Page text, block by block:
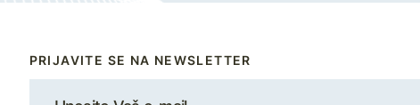
PRIJAVITE SE NA NEWSLETTER